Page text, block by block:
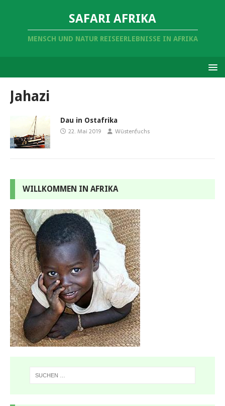
SAFARI AFRIKA
MENSCH UND NATUR REISEERLEBNISSE IN AFRIKA
Jahazi
Dau in Ostafrika
22. Mai 2019 Wüstenfuchs
WILLKOMMEN IN AFRIKA